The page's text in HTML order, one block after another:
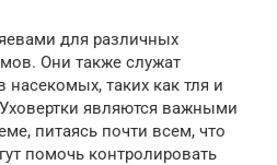
для различных
Они также служат
таких как тля и
являются важными
питаясь почти всем, что
помочь контролировать